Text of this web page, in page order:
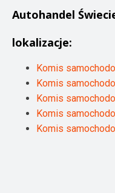
Autohandel
lokalizacje:
Komis
Komis
Komis
Komis
Komis